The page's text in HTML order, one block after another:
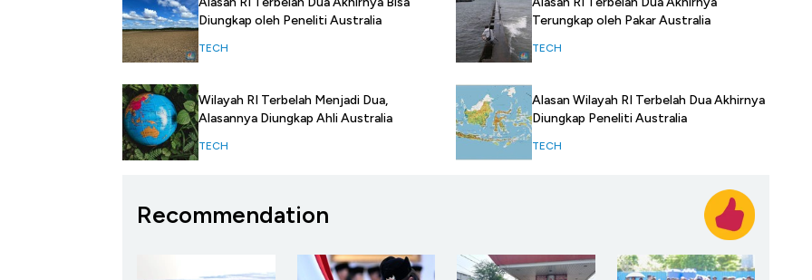
Diungkap oleh Peneliti Australia
TECH
Wilayah RI Terbelah Menjadi Dua,
Alasannya Diungkap Ahli Australia
TECH
Terungkap oleh Pakar Australia
TECH
Alasan Wilayah RI Terbelah Dua Akhirnya
Diungkap Peneliti Australia
TECH
Recommendation